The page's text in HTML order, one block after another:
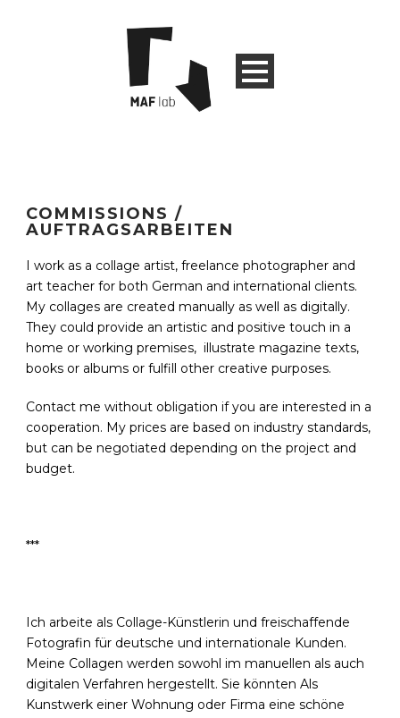
COMMISSIONS /
AUFTRAGSARBEITEN
I work as a collage artist, freelance photographer and
art teacher for both German and international clients.
My collages are created manually as well as digitally.
They could provide an artistic and positive touch in a
home or working premises, illustrate magazine texts,
books or albums or fulfill other creative purposes.
Contact me without obligation if you are interested in a
cooperation. My prices are based on industry standards,
but can be negotiated depending on the project and
budget.
***
Ich arbeite als Collage-Künstlerin und freischaffende
Fotografin für deutsche und internationale Kunden.
Meine Collagen werden sowohl im manuellen als auch
digitalen Verfahren hergestellt. Sie könnten Als
Kunstwerk einer Wohnung oder Firma eine schöne